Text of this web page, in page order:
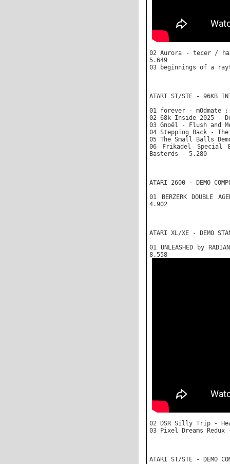
02 Aurora - tecer /
5.649
03 beginnings of a
ATARI ST/STE - 96KB
01 forever -
02 68k Inside 2025 -
03 Gnoël - Flush and
04 Stepping Back -
05 The Small Balls
06 Frikadel Special
Basterds - 5.280
ATARI 2600 - DEMO
01 BERZERK DOUBLE
4.902
ATARI XL/XE - DEMO
01 UNLEASHED by
8.558
02 DSR Silly Trip -
03 Pixel Dreams
ATARI ST/STE - DEMO